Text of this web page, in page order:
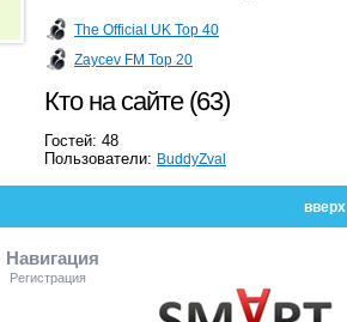
The Official UK Top 40
Zaycev FM Top 20
Кто на сайте (63)
Гостей: 48
Пользователи: BuddyZval
вверх
Навигация
Регистрация